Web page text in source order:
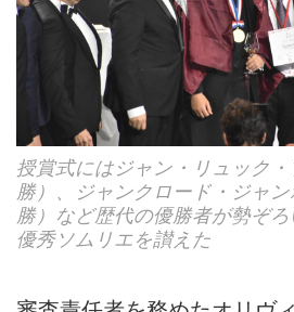
授賞式にはジャン・リュック
勝）、ジャンクロード・ジャ
勝）など歴代の優勝者が勢ぞ
優秀ソムリエを讃えた